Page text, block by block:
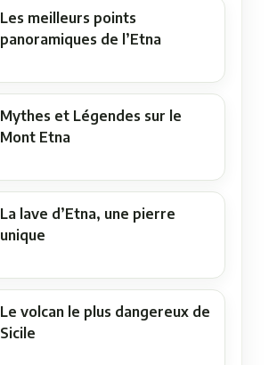
Les meilleurs points
panoramiques de l’Etna
Mythes et Légendes sur le
Mont Etna
La lave d’Etna, une pierre
unique
Le volcan le plus dangereux de
Sicile